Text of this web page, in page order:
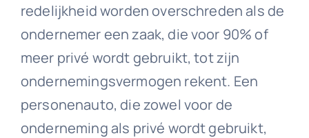
redelijkheid worden overschreden als de
ondernemer een zaak, die voor 90% of
meer privé wordt gebruikt, tot zijn
ondernemingsvermogen rekent. Een
personenauto, die zowel voor de
onderneming als privé wordt gebruikt,